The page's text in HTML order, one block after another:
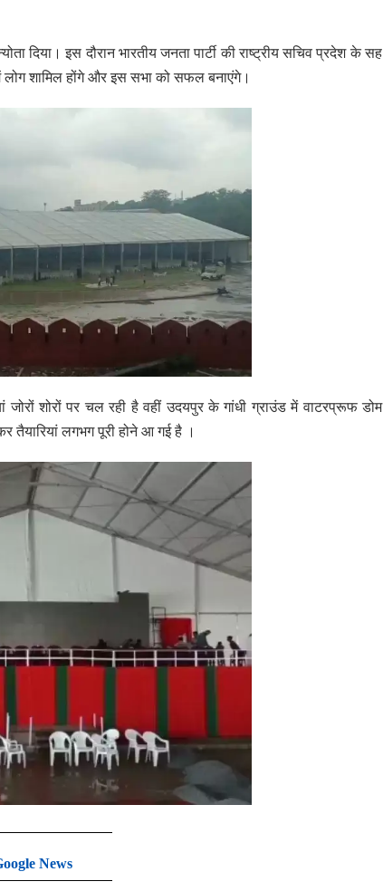
दिया। इस दौरान भारतीय जनता पार्टी की राष्ट्रीय सचिव प्रदेश के सह
लोग शामिल होंगे और इस सभा को सफल बनाएंगे।
शोरों पर चल रही है वहीं उदयपुर के गांधी ग्राउंड में वाटरप्रूफ डोम
तैयारियां लगभग पूरी होने आ गई है ।
News